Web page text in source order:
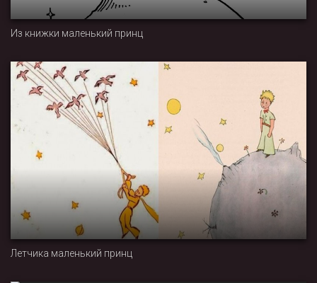
Из книжки маленький принц
Летчика маленький принц